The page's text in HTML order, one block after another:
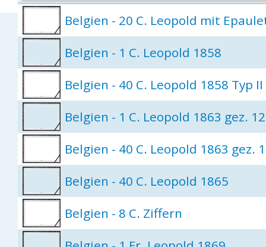
Belgien - 20 C. Leopold mit
Belgien - 1 C. Leopold 1858
Belgien - 40 C. Leopold 1858 Typ II
Belgien - 1 C. Leopold 1863 gez.
Belgien - 40 C. Leopold 1863 gez.
Belgien - 40 C. Leopold 1865
Belgien - 8 C. Ziffern